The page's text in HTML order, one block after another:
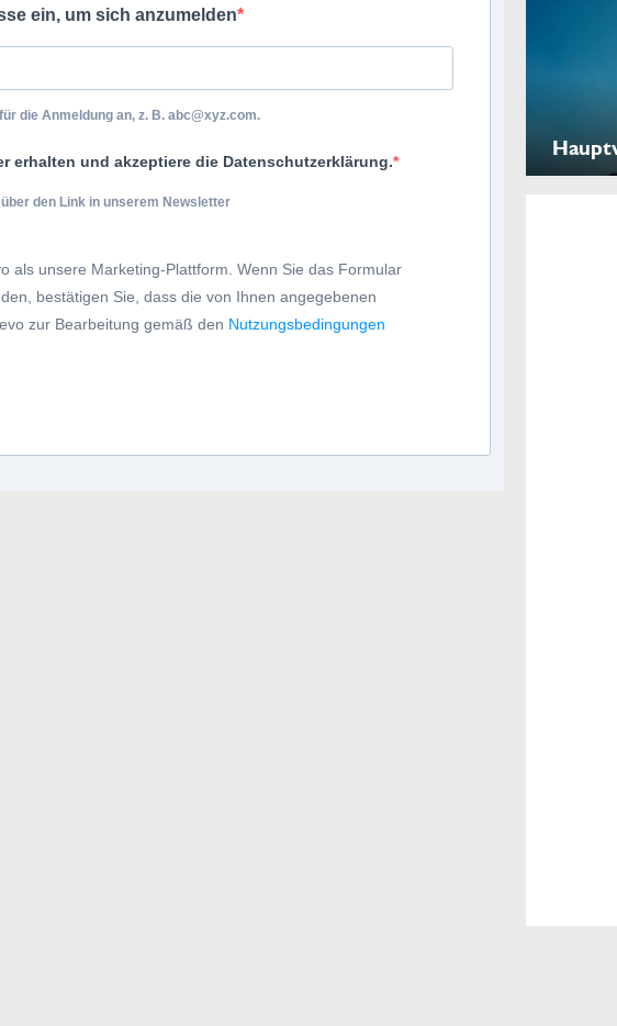
ein, um sich anzumelden
die Anmeldung an, z. B. abc@xyz.com.
erhalten und akzeptiere die Datenschutzerklärung.
den Link in unserem Newsletter
als unsere Marketing-Plattform. Wenn Sie das Formular
bestätigen Sie, dass die von Ihnen angegebenen
zur Bearbeitung gemäß den Nutzungsbedingungen